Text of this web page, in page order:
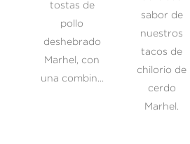
tostas de
pollo
deshebrado
Marhel, con
una combin...
sabor de
nuestros
tacos de
chilorio de
cerdo
Marhel.